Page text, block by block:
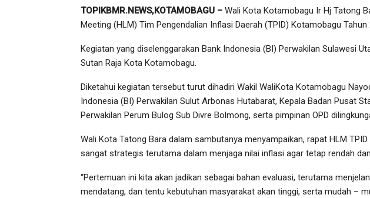
TOPIKBMR.NEWS,KOTAMOBAGU – Wali Kota Kotamobagu Ir Hj Tatong
Meeting (HLM) Tim Pengendalian Inflasi Daerah (TPID) Kotamobagu
Kegiatan yang diselenggarakan Bank Indonesia (BI) Perwakilan Sulawesi
Sutan Raja Kota Kotamobagu.
Diketahui kegiatan tersebut turut dihadiri Wakil WaliKota Kotamobagu
Indonesia (BI) Perwakilan Sulut Arbonas Hutabarat, Kepala Badan Pusat
Perwakilan Perum Bulog Sub Divre Bolmong, serta pimpinan OPD
Wali Kota Tatong Bara dalam sambutanya menyampaikan, rapat HLM
sangat strategis terutama dalam menjaga nilai inflasi agar tetap rendah
“Pertemuan ini kita akan jadikan sebagai bahan evaluasi, terutama
mendatang, dan tentu kebutuhan masyarakat akan tinggi, serta mudah –